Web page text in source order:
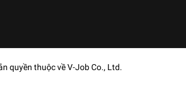
quyền thuộc về V-Job Co., Ltd.